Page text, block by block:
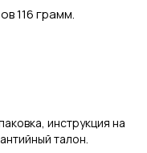
116 грамм.
инструкция на
талон.